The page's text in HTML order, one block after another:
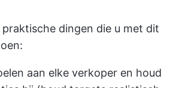
praktische dingen die u met dit
aan elke verkoper en houd